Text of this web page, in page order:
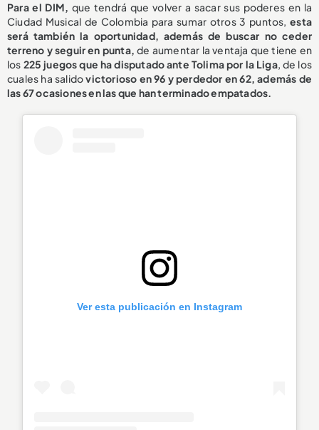
Para el DIM, que tendrá que volver a sacar sus poderes en la
Ciudad Musical de Colombia para sumar otros 3 puntos,esta
será también la oportunidad, además de buscar no ceder
terreno y seguir en punta, de aumentar la ventaja que tiene en
los 225 juegos que ha disputado ante Tolima por la Liga, de los
cuales ha salidovictorioso en 96 y perdedor en 62, además de
las 67 ocasiones en las que han terminado empatados.
Ver esta publicación en Instagram